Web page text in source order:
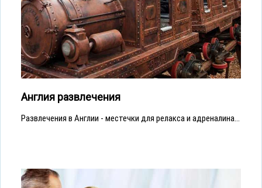
Англия развлечения
Развлечения в Англии - местечки для релакса и адреналина...